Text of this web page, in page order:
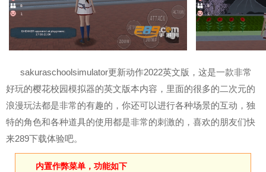
sakuraschoolsimulator更新动作2022英文版，这是一款非常
好玩的樱花校园模拟器的英文版本内容，里面的很多的二次元的
浪漫玩法都是非常的有趣的，你还可以进行各种场景的互动，独
特的角色和各种道具的使用都是非常的刺激的，喜欢的朋友们快
来289下载体验吧。
内置作弊菜单，功能如下